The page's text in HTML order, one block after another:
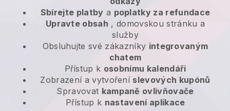
Sbírejte platby a poplatky za refundace
Upravte obsah , domovskou stránku a
služby
Obsluhujte své zákazníky integrovaným
chatem
Přístup k osobnímu kalendáři
Zobrazení a vytvoření slevových kupónů
Spravovat kampaně ovlivňovače
Přístup k nastavení aplikace